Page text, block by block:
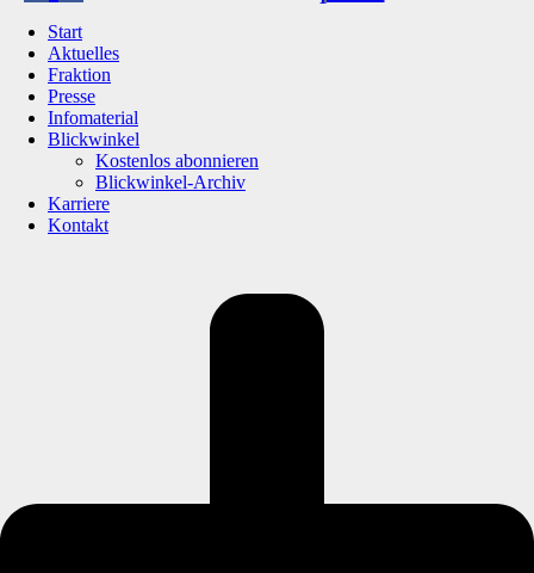
Start
Aktuelles
Fraktion
Presse
Infomaterial
Blickwinkel
Kostenlos abonnieren
Blickwinkel-Archiv
Karriere
Kontakt